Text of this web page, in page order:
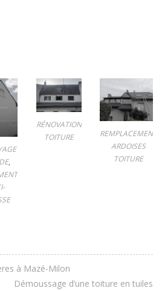
,
RÉNOVATION
TOITURE
REMPLACEMENT
ARDOISES
TOITURE
à Mazé-Milon
Démoussage d’une toiture en tuiles